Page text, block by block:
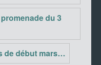
du 3
de début mars…